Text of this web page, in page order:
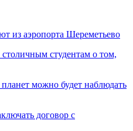
из аэропорта Шереметьево
студентам о том,
можно будет наблюдать
договор с